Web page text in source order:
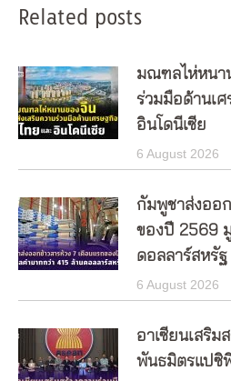
Related posts
มณฑลไห่หนา
ร่วมมือด้านเ
อินโดนีเซีย
6 August 2026
กัมพูชาส่งออ
ของปี 2569
ดอลลาร์สหรัฐ
6 August 2026
อาเซียนเสริ
พันธมิตรแปซิ